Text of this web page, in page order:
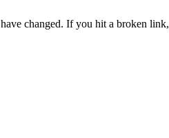
changed. If you hit a broken link,